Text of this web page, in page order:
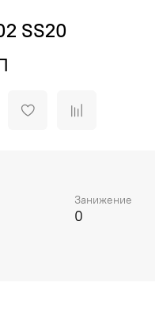
SS20
Занижение
0